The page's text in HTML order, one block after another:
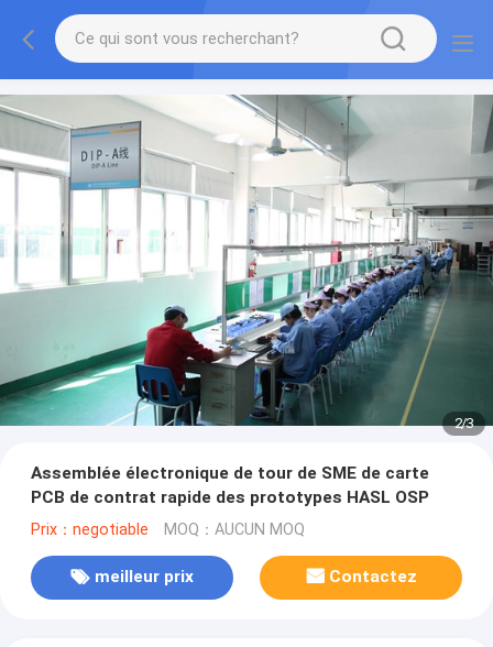
2/3
Assemblée électronique de tour de SME de carte
PCB de contrat rapide des prototypes HASL OSP
Prix：negotiable MOQ：AUCUN MOQ
meilleur prix Contactez